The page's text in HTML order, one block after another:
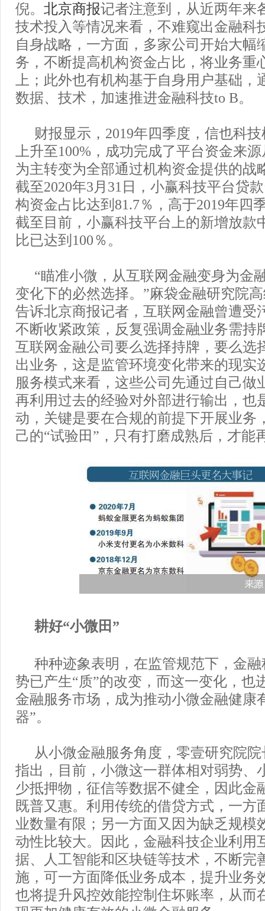
倪。 北京商报记者注意到，从近两年来
技术投入等情况来看，不难窥出金融科
自身战略，一方面，多家公司开始大幅
务，不断提高机构资金占比，将业务重
上；此外也有机构基于自身用户基础，
数据、技术，加速推进金融科技to B。
财报显示，2019年四季度，信也科
上升至100%，成功完成了平台资金来
为主转变为全部通过机构资金提供的战
截至2020年3月31日，小赢科技平台贷
构资金占比达到81.7％，高于2019年四
截至目前，小赢科技平台上的新增放款
比已达到100％。
“瞄准小微，从互联网金融变身为金
变化下的必然选择。”麻袋金融研究院
告诉北京商报记者，互联网金融曾遭受
不断收紧政策，反复强调金融业务需持
互联网金融公司要么选择持牌，要么选
出业务，这是监管环境变化带来的现实
服务模式来看，这些公司先通过自己做
再利用过去的经验对外部进行输出，也
动，关键是要在合规的前提下开展业务
己的“试验田”，只有打磨成熟后，才能
耕好“小微田”
种种迹象表明，在监管规范下，金
势已产生“质”的改变，而这一变化，也
金融服务市场，成为推动小微金融健康
器”。
从小微金融服务角度，零壹研究院
指出，目前，小微这一群体相对弱势、
少抵押物，征信等数据不健全，因此金
既普又惠。利用传统的借贷方式，一方
业数量有限；另一方面又因为缺乏规模
动性比较大。因此，金融科技企业利用
据、人工智能和区块链等技术，不断完
施，可一方面降低业务成本，提升业务
也将提升风控效能控制住坏账率，从而